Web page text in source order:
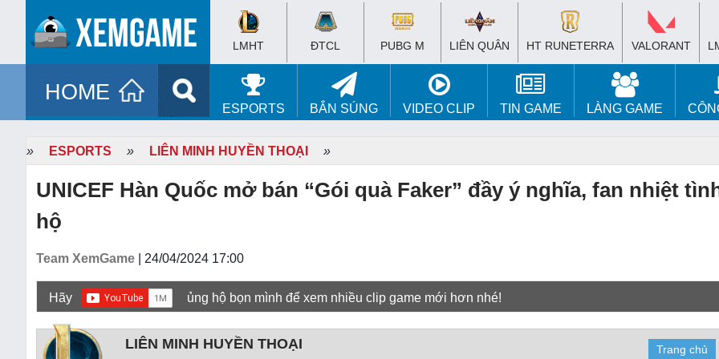
LMHT ĐTCL PUBG M LIÊN QUÂN HT RUNETERRA VALORANT
HOME
ESPORTS BẮN SÚNG VIDEO CLIP TIN GAME LÀNG GAME
» ESPORTS » LIÊN MINH HUYỀN THOẠI »
UNICEF Hàn Quốc mở bán “Gói quà Faker” đầy ý nghĩa, fan nhiệt
hộ
Team XemGame | 24/04/2024 17:00
Hãy ủng hộ bọn mình để xem nhiều clip game mới hơn nhé!
LIÊN MINH HUYỀN THOẠI Trang chủ